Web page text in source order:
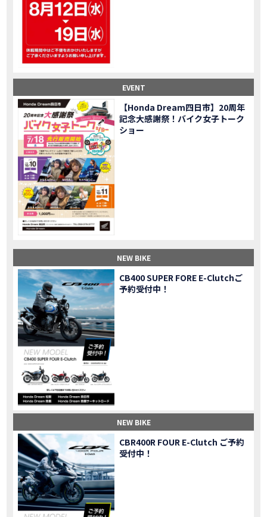
NEW BIKE 大型ツアラー「Gold Wing Tour」と特別仕様の 「Gold Wing Tour 50th ANNIVERSARY」を 受注期間限定で発売
【三重県】女性ライダーツーリングを満喫しました｜CB1000HORNET CB750HORNET CB650R E-Clutch
MOVIE 【女子ツーの実態】恥ずかしいけど、暴露しました。
MOVIE オイル交換に行ったつもりが…まさかの大出費！？
「CRF250L」「CRF250L＜s＞」のカラーリング設定と 仕様を一部変更し発売
NEW BIKE 軽二輪スーパースポーツモデル「CBR250RR」の カラーバリエーションを変更し発売
MOVIE 【Honda Dream鈴鹿】20周年記念・大感謝祭イベント 大人気バイク女子が大集合・・Honda Dreamさんの人気を探ってきましたスペシャル！！メチャクチャ楽しかったです❤
NEW BIKE PROJECT BIG1 Final Edition CB 1300在庫車あります！
MOVIE 【バイク女子】急遽、愛車とお別れ…ついにあのバイクに乗れた
MOVIE 【バイク女子】オイル交換だけのつもりが、まさかのアレを交換することに！？
EVENT 【Honda Dream 鈴鹿２０周年記念大感謝祭】 多くの方のご来店ありがとうございました！
MOVIE 【CB650R E-Clutch】X-ADVでDCTに5年乗った私が素直にレビュー｜Honda X-ADV
MOVIE 【カブでアクセル全開】女性ライダーで耐久レース参戦！レースだけじゃないサーキットの楽しみ方|Honda supercub
MOVIE 【新型X-ADV】最初のカスタムはこれ！ガラスコーティングもしちゃいました|Honda X-ADV
三重県下 Honda Dream4店舗にて新春キャンペーンを開催
MOVIE 【速報】2025年モデルHonda X-ADV契約しました！新型のどこが凄いかチェックしてきた！
MOVIE 【女子ツーリング】秋の女子ツーリングin鳥羽・伊勢 【Honda Dream 松阪】
NEW BIKE スーパーカブFinal Edition/HELLP KITTY在庫車あります！
MOVIE 【CBR1000RR-R】スーパースポーツバイクで三重県の新スポットを巡る女子ツーリング|Honda CBR1000RRR Rebel1100 500 250
CAMPAIGN 三重県下 Honda Dreamにてレンタルバイクキャンペーン実施中💫
MOVIE 【アフリカツイン】憧れの大型バイクで1泊2日マスツーリング｜三重県〜静岡県｜Honda CL500 AfricaTwin
MOVIE 【女子ツーリング】穴場スポット満載！三重の美味しいもの・パワースポット！【Honda Dream 松阪】
MOVIE 【CBR600RR】憧れのSSバイクで女子ツーリング|三重県 松阪スタート！Honda Rebel250•500
MOVIE 【中級レベル】スクーター乗りの女性ライダーがライティングスクールに潜入【HMS】Honda 400X
MOVIE 【鈴鹿サーキット】ホンダモーターサイクリストスクールを体験してきました【バイク女子】
CAMPAIGN 【買取強化中】乗らないバイクはHonda Dreamへ！
MOVIE 【祝】Honda CL500納車「かなえさんバイク売れました！」連絡があり行ってきました
MOVIE 【シンガーソングライター茉ひるさんご来店】ホンダドリーム四日市
MOVIE 【ホンダドリーム鈴鹿サーキットロード】オープン当日イベントレポ！
MOVIE 【鈴鹿サーキットに近い！】ホンダドリーム鈴鹿サーキットロードOPEN！ #茉ひる
MOVIE CL500売却！X-ADVオーナーの素直な理由。〇〇で納得の買取してもらいました|Honda X-ADV
EVENT
【Honda Dream四日市】20周年
記念大感謝祭！バイク女子トーク
ショー
NEW BIKE
CB400 SUPER FORE E-Clutchご
予約受付中！
NEW BIKE
CBR400R FOUR E-Clutch ご予約
受付中！